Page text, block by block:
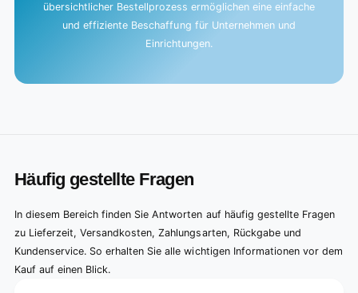
übersichtlicher Bestellprozess ermöglichen eine einfache
und effiziente Beschaffung für Unternehmen und
Einrichtungen.
Häufig gestellte Fragen
In diesem Bereich finden Sie Antworten auf häufig gestellte Fragen
zu Lieferzeit, Versandkosten, Zahlungsarten, Rückgabe und
Kundenservice. So erhalten Sie alle wichtigen Informationen vor dem
Kauf auf einen Blick.